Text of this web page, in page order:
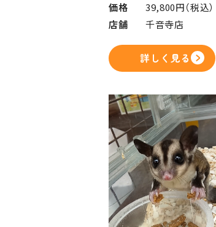
価格
39,800円（税込）
店舗
千音寺店
詳しく見る